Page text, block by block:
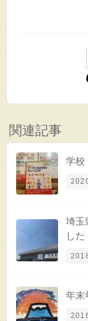
関連記事
学校
埼玉
した
年末